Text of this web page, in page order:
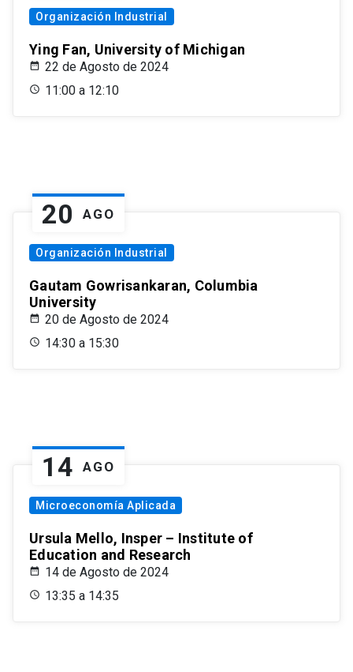
Organización Industrial
Ying Fan, University of Michigan
22 de Agosto de 2024
11:00 a 12:10
20 AGO
Organización Industrial
Gautam Gowrisankaran, Columbia
University
20 de Agosto de 2024
14:30 a 15:30
14 AGO
Microeconomía Aplicada
Ursula Mello, Insper – Institute of
Education and Research
14 de Agosto de 2024
13:35 a 14:35